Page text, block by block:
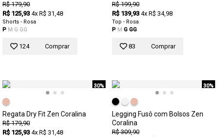
R$ 179,90
R$ 125,93 4x R$ 31,48
Shorts - Rosa
P M G GG
124 Comprar
R$ 199,90
R$ 139,93 4x R$ 34,98
Top - Rosa
P M G GG
83 Comprar
30%
Regata Dry Fit Zen Coralina
R$ 179,90
R$ 125,93 4x R$ 31,48
30%
Legging Fusô com Bolsos Zen
Coralina
R$ 309,90